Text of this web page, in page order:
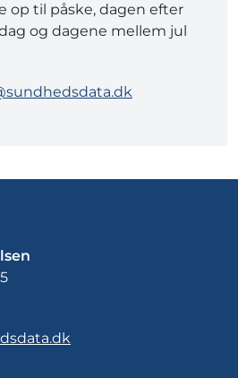
op til påske, dagen efter
og dagene mellem jul